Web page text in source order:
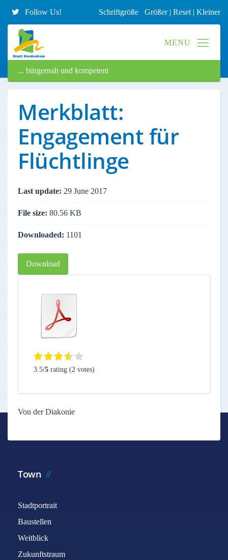
Follow Us! Schriftgröße Größer| Reset | Kleiner
... bürgernah und kompetent
Merkblatt:
Engagement für
Flüchtlinge
Last update: 29 June 2017
File size: 80.56 KB
Downloaded: 1101
Download
3.5/5 rating (2 votes)
Von der Diakonie
Town
Stadtportrait
Baustellen
Weitblick
Zukunftstraum